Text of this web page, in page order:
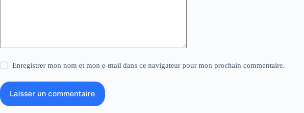
Enregistrer mon nom et mon e-mail dans ce navigateur pour mon prochain commentaire.
Laisser un commentaire